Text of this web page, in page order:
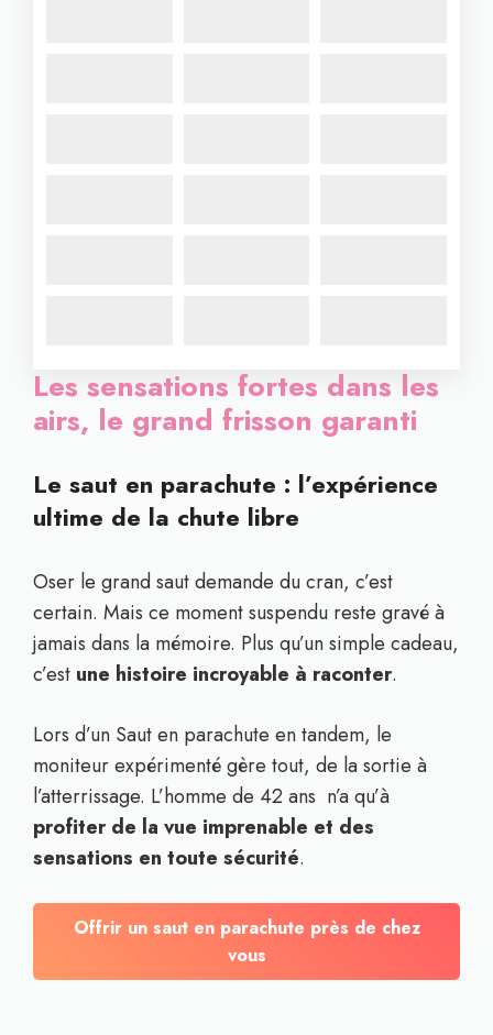
Les sensations fortes dans les
airs, le grand frisson garanti
Le saut en parachute : l’expérience
ultime de la chute libre
Oser le grand saut demande du cran, c’est
certain. Mais ce moment suspendu reste gravé à
jamais dans la mémoire. Plus qu’un simple cadeau,
c’est une histoire incroyable à raconter.
Lors d’un Saut en parachute en tandem, le
moniteur expérimenté gère tout, de la sortie à
l’atterrissage. L’homme de 42 ans n’a qu’à
profiter de la vue imprenable et des
sensations en toute sécurité.
Offrir un saut en parachute près de chez
vous